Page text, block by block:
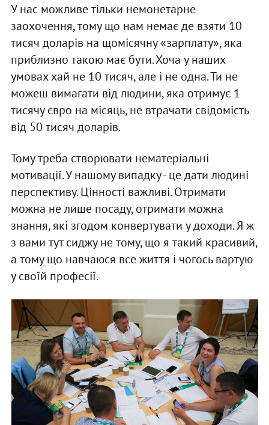
У нас можливе тільки немонетарне
заохочення, тому що нам немає де взяти 10
тисяч доларів на щомісячну «зарплату», яка
приблизно такою має бути. Хоча у наших
умовах хай не 10 тисяч, але і не одна. Ти не
можеш вимагати від людини, яка отримує 1
тисячу євро на місяць, не втрачати свідомість
від 50 тисяч доларів.
Тому треба створювати нематеріальні
мотивації. У нашому випадку - це дати людині
перспективу. Цінності важливі. Отримати
можна не лише посаду, отримати можна
знання, які згодом конвертувати у доходи. Я ж
з вами тут сиджу не тому, що я такий красивий,
а тому що навчаюся все життя і чогось вартую
у своїй професії.